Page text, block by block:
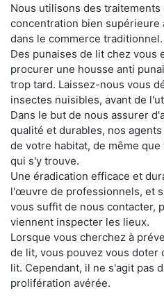
Nous utilisons des
concentration bien supérieure
dans le commerce traditionnel.
Des punaises de lit chez vous
procurer une housse anti
trop tard. Laissez-nous vous
insectes nuisibles, avant de
Dans le but de nous assurer
qualité et durables, nos
de votre habitat, de même
qui s'y trouve.
Une éradication efficace et
l'œuvre de professionnels, et
vous suffit de nous contacter,
viennent inspecter les lieux.
Lorsque vous cherchez à
de lit, vous pouvez vous doter
lit. Cependant, il ne s'agit pas
prolifération avérée.